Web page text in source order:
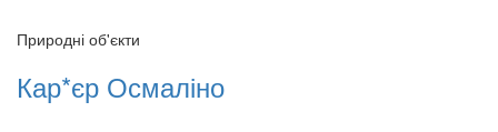
Природні об'єкти
Кар*єр Осмаліно